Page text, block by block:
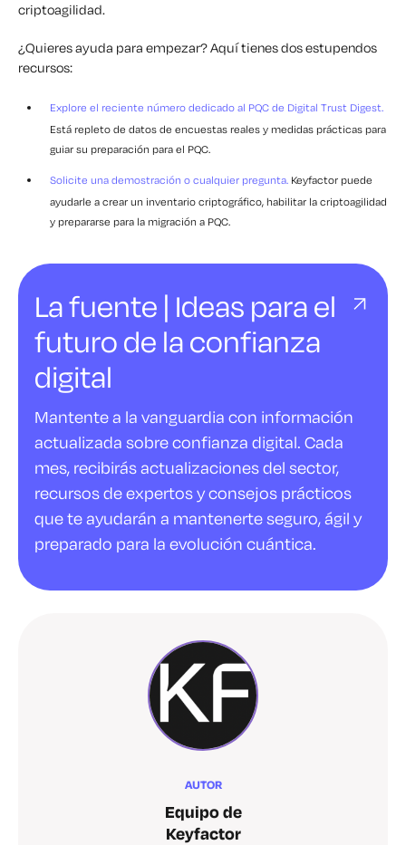
criptoagilidad.
¿Quieres ayuda para empezar? Aquí tienes dos estupendos
recursos:
Explore el reciente número dedicado al PQC de Digital Trust Digest.
Está repleto de datos de encuestas reales y medidas prácticas para
guiar su preparación para el PQC.
Solicite una demostración o cualquier pregunta. Keyfactor puede
ayudarle a crear un inventario criptográfico, habilitar la criptoagilidad
y prepararse para la migración a PQC.
La fuente | Ideas para el
futuro de la confianza
digital
Mantente a la vanguardia con información
actualizada sobre confianza digital. Cada
mes, recibirás actualizaciones del sector,
recursos de expertos y consejos prácticos
que te ayudarán a mantenerte seguro, ágil y
preparado para la evolución cuántica.
AUTOR
Equipo de
Keyfactor